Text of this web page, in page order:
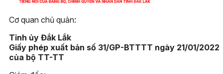
Cơ quan chủ quản:
Tỉnh ủy Đắk Lắk
Giấy phép xuất bản số 31/GP-BTTTT ngày 21/01/2022
của bộ TT-TT